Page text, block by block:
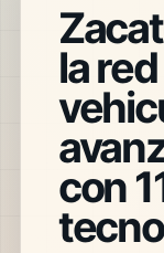
la
con